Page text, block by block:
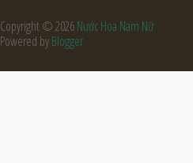
Copyright ©2026Nước Hoa Nam Nữ
Powered byBlogger